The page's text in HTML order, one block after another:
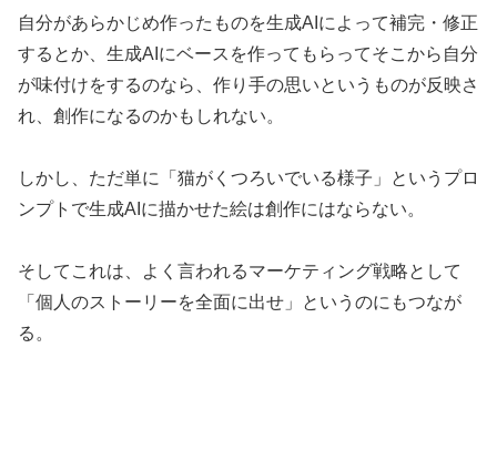
自分があらかじめ作ったものを生成AIによって補完・修正
するとか、生成AIにベースを作ってもらってそこから自分
が味付けをするのなら、作り手の思いというものが反映さ
れ、創作になるのかもしれない。
しかし、ただ単に「猫がくつろいでいる様子」というプロ
ンプトで生成AIに描かせた絵は創作にはならない。
そしてこれは、よく言われるマーケティング戦略として
「個人のストーリーを全面に出せ」というのにもつなが
る。